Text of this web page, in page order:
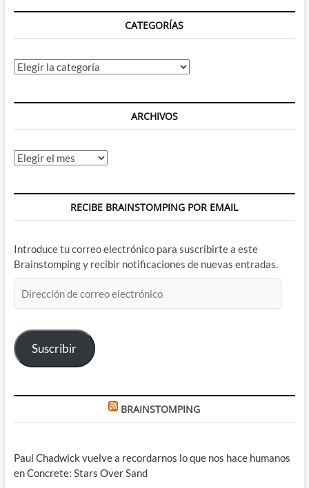
de
Anderson
CATEGORÍAS
Categorías
ARCHIVOS
Archivos
RECIBE BRAINSTOMPING POR EMAIL
Introduce tu correo electrónico para suscribirte a este
Brainstomping y recibir notificaciones de nuevas entradas.
de
electrónico
Suscribir
BRAINSTOMPING
Paul Chadwick vuelve a recordarnos lo que nos hace humanos
en Concrete: Stars Over Sand